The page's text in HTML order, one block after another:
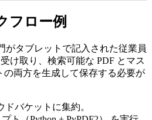
フロー例
がタブレットで記入された従業員
け取り、検索可能な PDF とマス
の両方を生成して保存する必要が
ドバケットに集約。